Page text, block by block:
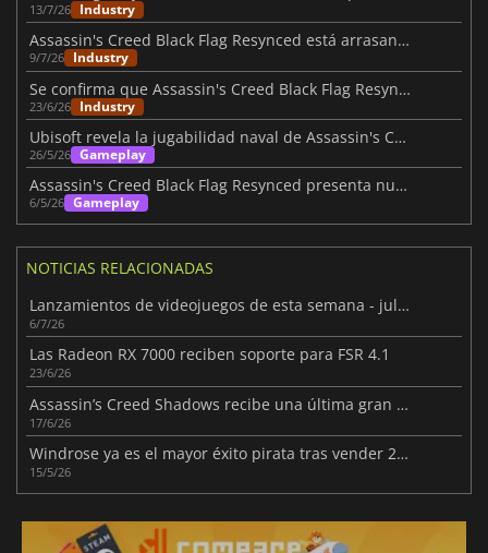
13/7/26 Industry
Assassin's Creed Black Flag Resynced está arrasando en Steam
9/7/26 Industry
Se confirma que Assassin's Creed Black Flag Resynced tendrá Denuvo
23/6/26 Industry
Ubisoft revela la jugabilidad naval de Assassin's Creed Black Flag Resynced
26/5/26 Gameplay
Assassin's Creed Black Flag Resynced presenta nuevos sistemas de juego
6/5/26 Gameplay
NOTICIAS RELACIONADAS
Lanzamientos de videojuegos de esta semana - julio 2026 (semana 28)
6/7/26
Las Radeon RX 7000 reciben soporte para FSR 4.1
23/6/26
Assassin’s Creed Shadows recibe una última gran actualización
17/6/26
Windrose ya es el mayor éxito pirata tras vender 2 millones
15/5/26